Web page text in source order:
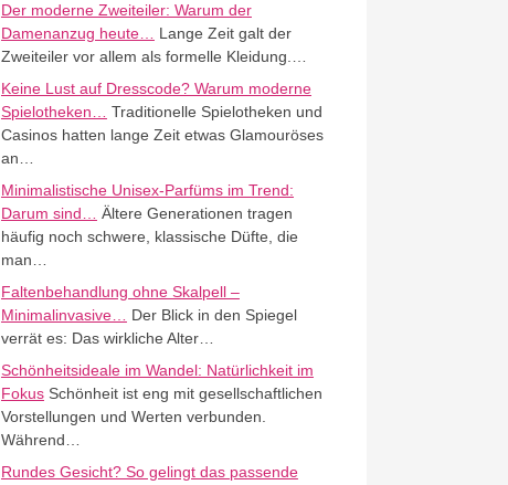
Der moderne Zweiteiler: Warum der
Damenanzug heute…
Lange Zeit galt der
Zweiteiler vor allem als formelle Kleidung.…
Keine Lust auf Dresscode? Warum moderne
Spielotheken…
Traditionelle Spielotheken und
Casinos hatten lange Zeit etwas Glamouröses
an…
Minimalistische Unisex-Parfüms im Trend:
Darum sind…
Ältere Generationen tragen
häufig noch schwere, klassische Düfte, die
man…
Faltenbehandlung ohne Skalpell –
Minimalinvasive…
Der Blick in den Spiegel
verrät es: Das wirkliche Alter…
Schönheitsideale im Wandel: Natürlichkeit im
FokusSchönheit ist eng mit gesellschaftlichen
Vorstellungen und Werten verbunden.
Während…
Rundes Gesicht? So gelingt das passende